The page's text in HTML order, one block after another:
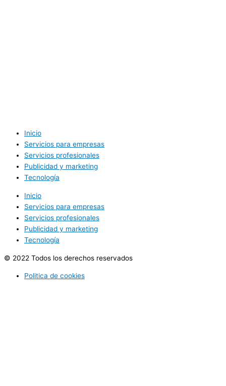
Inicio
Servicios para empresas
Servicios profesionales
Publicidad y marketing
Tecnología
Inicio
Servicios para empresas
Servicios profesionales
Publicidad y marketing
Tecnología
© 2022 Todos los derechos reservados
Politica de cookies
Politica de privacidad